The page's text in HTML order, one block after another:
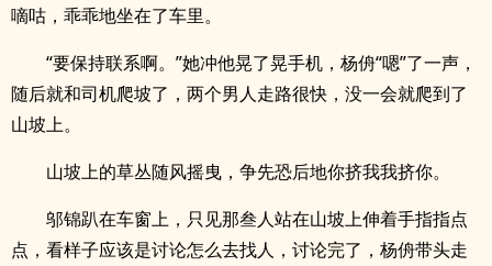
嘀咕，乖乖地坐在了车里。
“要保持联系啊。”她冲他晃了晃手机，杨侜“嗯”了一声，
随后就和司机爬坡了，两个男人走路很快，没一会就爬到了
山坡上。
山坡上的草丛随风摇曳，争先恐后地你挤我我挤你。
邬锦趴在车窗上，只见那叁人站在山坡上伸着手指指点
点，看样子应该是讨论怎么去找人，讨论完了，杨侜带头走